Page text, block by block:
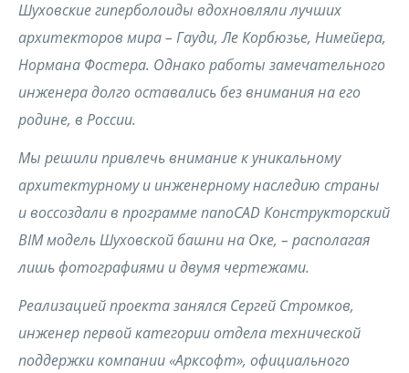
Шуховские гиперболоиды вдохновляли лучших
архитекторов мира – Гауди, Ле Корбюзье, Нимейера,
Нормана Фостера. Однако работы замечательного
инженера долго оставались без внимания на его
родине, в России.
Мы решили привлечь внимание к уникальному
архитектурному и инженерному наследию страны
и воссоздали в программе nanoCAD Конструкторский
BIM модель Шуховской башни на Оке, – располагая
лишь фотографиями и двумя чертежами.
Реализацией проекта занялся Сергей Стромков,
инженер первой категории отдела технической
поддержки компании «Арксофт», официального